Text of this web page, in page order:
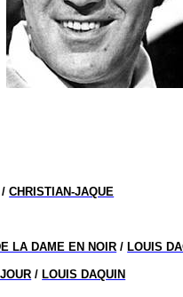
/CHRISTIAN-JAQUE
LA DAME EN NOIR / LOUIS
/ LOUIS DAQUIN